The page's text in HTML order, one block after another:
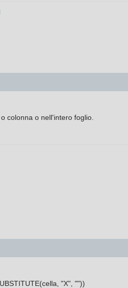
colonna o nell'intero foglio.
"X", ""))